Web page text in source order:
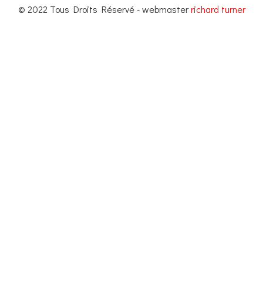
© 2022 Tous Droits Réservé - webmasterrichard turner